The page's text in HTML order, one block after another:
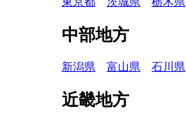
中部地方
新潟県 富山県 石川県
近畿地方